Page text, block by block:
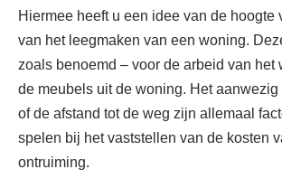
Hiermee heeft u een idee van de hoogte
van het leegmaken van een woning.
zoals benoemd – voor de arbeid van het
de meubels uit de woning. Het
of de afstand tot de weg zijn allemaal
spelen bij het vaststellen van de kosten
ontruiming.